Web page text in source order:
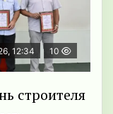
12:34 10
строителя